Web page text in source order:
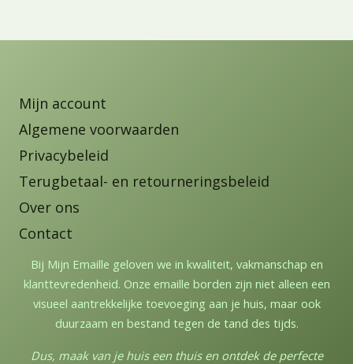
Mijn account
Algemene voorwaarden
Privacybeleid
Terugbetaal- en retourneringsbeleid
Over ons
Contact
Bij Mijn Emaille geloven we in kwaliteit, vakmanschap en
klanttevredenheid. Onze emaille borden zijn niet alleen een
visueel aantrekkelijke toevoeging aan je huis, maar ook
duurzaam en bestand tegen de tand des tijds.
Dus, maak van je huis een thuis en ontdek de perfecte